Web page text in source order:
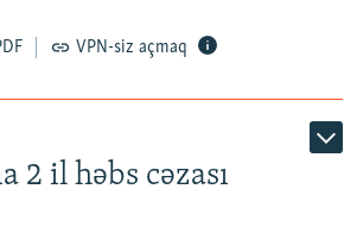
VPN-siz açmaq
2 il həbs cəzası